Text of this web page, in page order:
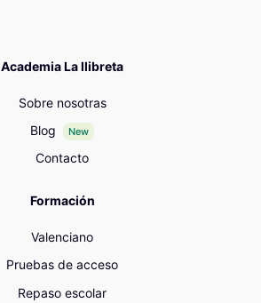
Academia La llibreta
Sobre nosotras
Blog
New
Contacto
Formación
Valenciano
Pruebas de acceso
Repaso escolar